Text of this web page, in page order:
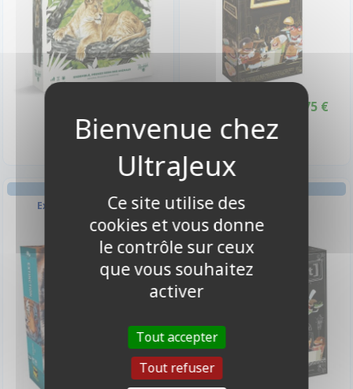
Indisponible
15,75 €
Extinction - Tigre [Kosmopoli:t]
Ce site utilise des
cookies et vous donne
le contrôle sur ceux
que vous souhaitez
activer
Tout accepter
Tout refuser